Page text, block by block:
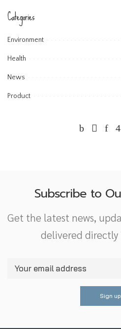
Categories
Environment
Health
News
Product
Subscribe to
Get the latest news,
delivered directly